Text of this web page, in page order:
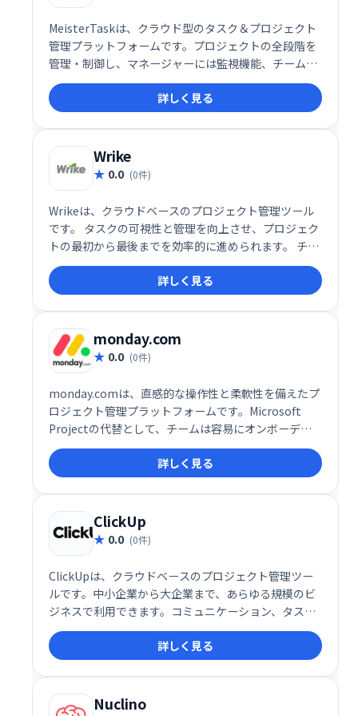
MeisterTaskは、クラウド型のタスク＆プロジェクト
管理プラットフォームです。プロジェクトの全段階を
管理・制御し、マネージャーには監視機能、チームメ
ンバーにはコラボレーション機能を提供することで、
生産性向上とプロジェクトの迅速な完了を支援しま
す。直感的な操作性で、チームワークを効率化しま
す。
詳しく見る
Wrike
0.0 (0件)
Wrikeは、クラウドベースのプロジェクト管理ツール
です。 タスクの可視性と管理を向上させ、プロジェク
トの最初から最後までを効率的に進められます。 チー
ムコラボレーションを促進し、スムーズなワークフロ
ーを実現することで、生産性向上に貢献します。
詳しく見る
monday.com
0.0 (0件)
monday.comは、直感的な操作性と柔軟性を備えたプ
ロジェクト管理プラットフォームです。Microsoft
Projectの代替として、チームは容易にオンボーディ
ングでき、各自のやり方で作業を管理できます。時間
追跡、自動通知、カスタマイズ可能なワークフローな
ど、生産性向上機能が充実。プロジェクトの成功を加
速します。
詳しく見る
ClickUp
0.0 (0件)
ClickUpは、クラウドベースのプロジェクト管理ツー
ルです。中小企業から大企業まで、あらゆる規模のビ
ジネスで利用できます。コミュニケーション、タスク
管理、進捗状況の把握、アラート通知など、チームワ
ークを円滑にする多彩な機能を搭載。タスクの割り当
てやステータス管理も容易に行え、効率的なプロジェ
クト遂行をサポートします。ビジネスの規模や業種を
問わず、スムーズなコラボレーションを実現します。
詳しく見る
Nuclino